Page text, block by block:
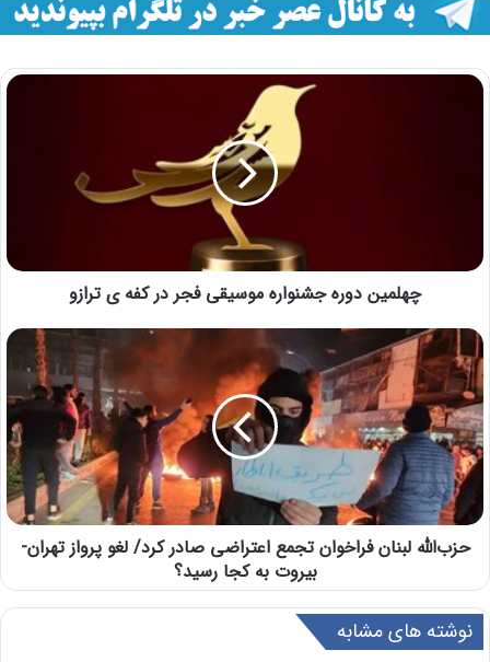
چهلمین دوره جشنواره موسیقی فجر در کفه ی ترازو
حزب‌الله لبنان فراخوان تجمع اعتراضی صادر کرد/ لغو پرواز تهران-
بیروت به کجا رسید؟
نوشته های مشابه